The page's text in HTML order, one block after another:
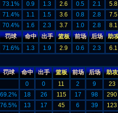
73.1% 0.9 1.3 2.6 0.5 2.1 5.8
71.4% 1.1 1.5 3.6 0.8 2.8 7.5
70.4% 1.6 2.3 3.7 1.0 2.8 8.1
罚球 命中 出手 篮板 前场 后场 助
71.6% 1.3 1.9 2.9 0.6 2.3 6.1
罚球 命中 出手 篮板 前场 后场 助攻
0 0 11 2 9 23
69.2% 18 26 115 17 98 290
76.5% 13 17 45 6 39 123